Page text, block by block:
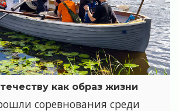
как образ жизни
соревнования среди